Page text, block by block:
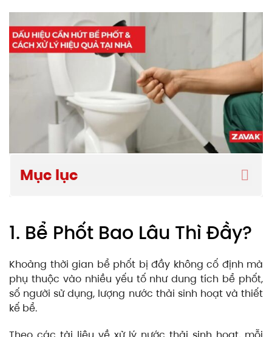
Mục lục
1. Bể Phốt Bao Lâu Thì Đầy?
Khoảng thời gian bể phốt bị đầy không cố định mà
phụ thuộc vào nhiều yếu tố như dung tích bể phốt,
số người sử dụng, lượng nước thải sinh hoạt và thiết
kế bể.